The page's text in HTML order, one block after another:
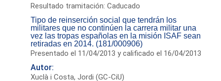
Resultado tramitación: Caducado
Tipo de reinserción social que tendrán los
militares que no continúen la carrera militar una
vez las tropas españolas en la misión ISAF sean
retiradas en 2014. (181/000906)
Presentado el 11/04/2013 y calificado el 16/04/2013
Autor:
Xuclà i Costa, Jordi (GC-CiU)